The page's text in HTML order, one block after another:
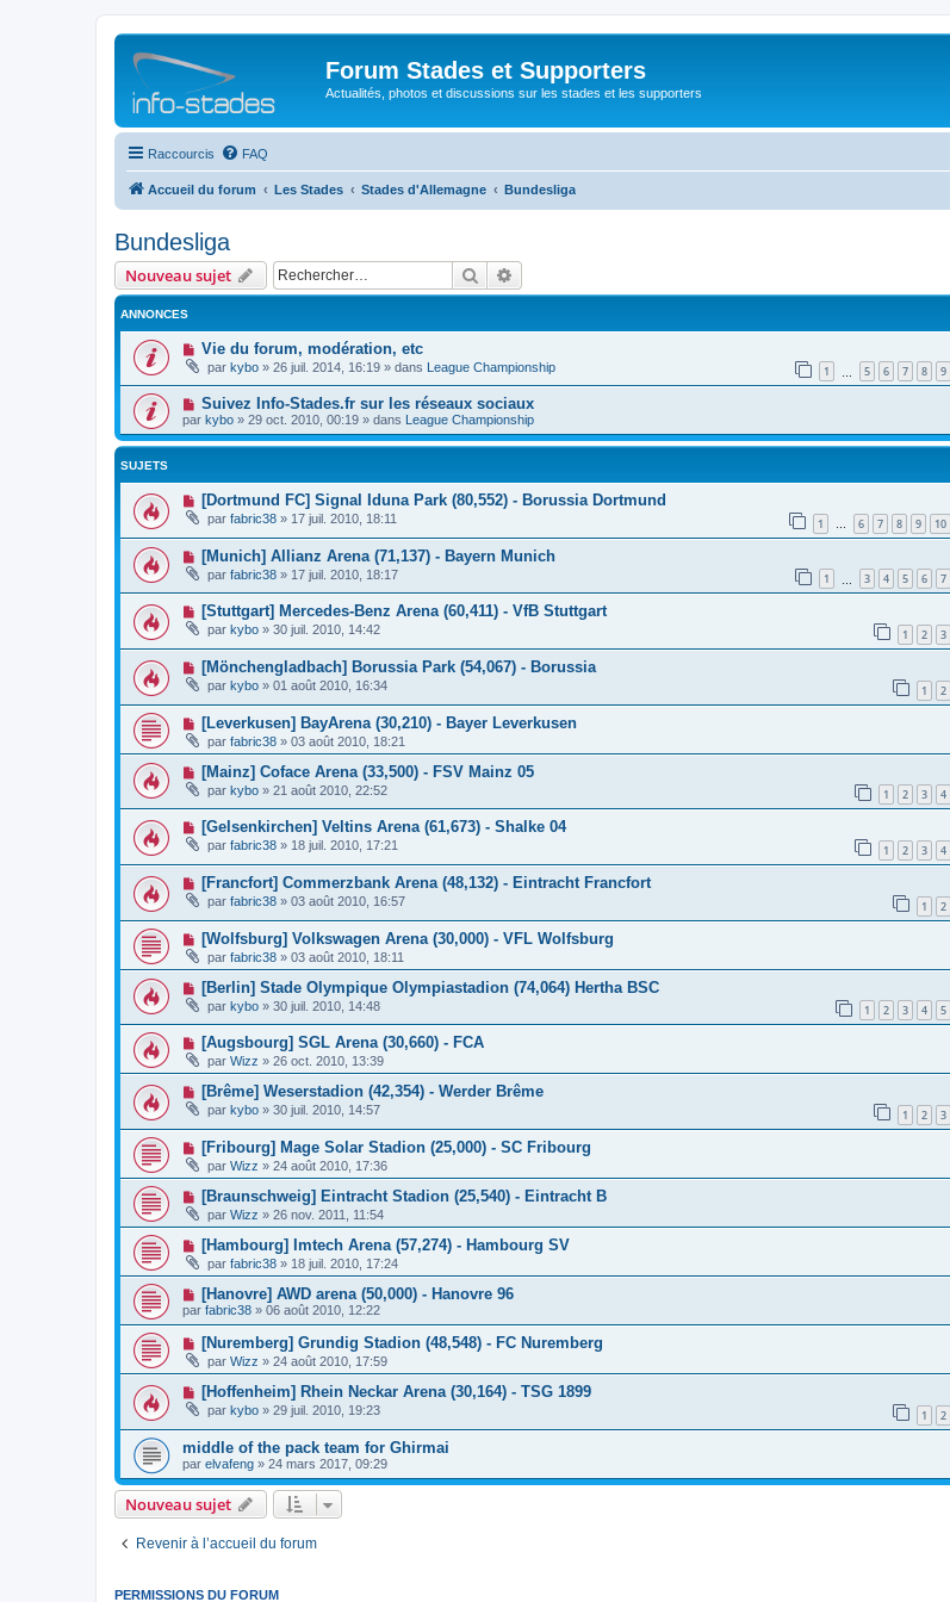
Forum Stades et Supporters
Actualités, photos et discussions sur les stades et les supporters
Raccourcis FAQ
Accueil du forum Les Stades Stades d'Allemagne Bundesliga
Bundesliga
Nouveau sujet Rechercher
ANNONCES
Vie du forum, modération, etc
par kybo » 26 juil. 2014, 16:19 » dans League Championship 1 5 6 7 8 9
Suivez Info-Stades.fr sur les réseaux sociaux
par kybo » 29 oct. 2010, 00:19 » dans League Championship
SUJETS
[Dortmund FC] Signal Iduna Park (80,552) - Borussia Dortmund
par fabric38 » 17 juil. 2010, 18:11 1 … 6 7 8 9 10
[Munich] Allianz Arena (71,137) - Bayern Munich
par fabric38 » 17 juil. 2010, 18:17 1 3 4 5 6 7
[Stuttgart] Mercedes-Benz Arena (60,411) - VfB Stuttgart
par kybo » 30 juil. 2010, 14:42 1 2 3
[Mönchengladbach] Borussia Park (54,067) - Borussia
par kybo » 01 août 2010, 16:34 1 2
[Leverkusen] BayArena (30,210) - Bayer Leverkusen
par fabric38 » 03 août 2010, 18:21
[Mainz] Coface Arena (33,500) - FSV Mainz 05
par kybo » 21 août 2010, 22:52 1 2 3 4
[Gelsenkirchen] Veltins Arena (61,673) - Shalke 04
par fabric38 » 18 juil. 2010, 17:21 1 2 3 4
[Francfort] Commerzbank Arena (48,132) - Eintracht Francfort
par fabric38 » 03 août 2010, 16:57 1 2
[Wolfsburg] Volkswagen Arena (30,000) - VFL Wolfsburg
par fabric38 » 03 août 2010, 18:11
[Berlin] Stade Olympique Olympiastadion (74,064) Hertha BSC
par kybo » 30 juil. 2010, 14:48 1 2 3 4 5
[Augsbourg] SGL Arena (30,660) - FCA
par Wizz » 26 oct. 2010, 13:39
[Brême] Weserstadion (42,354) - Werder Brême
par kybo » 30 juil. 2010, 14:57 1 2 3
[Fribourg] Mage Solar Stadion (25,000) - SC Fribourg
par Wizz » 24 août 2010, 17:36
[Braunschweig] Eintracht Stadion (25,540) - Eintracht B
par Wizz » 26 nov. 2011, 11:54
[Hambourg] Imtech Arena (57,274) - Hambourg SV
par fabric38 » 18 juil. 2010, 17:24
[Hanovre] AWD arena (50,000) - Hanovre 96
par fabric38 » 06 août 2010, 12:22
[Nuremberg] Grundig Stadion (48,548) - FC Nuremberg
par Wizz » 24 août 2010, 17:59
[Hoffenheim] Rhein Neckar Arena (30,164) - TSG 1899
par kybo » 29 juil. 2010, 19:23 1 2
middle of the pack team for Ghirmai
par elvafeng » 24 mars 2017, 09:29
Nouveau sujet
Revenir à l’accueil du forum
PERMISSIONS DU FORUM